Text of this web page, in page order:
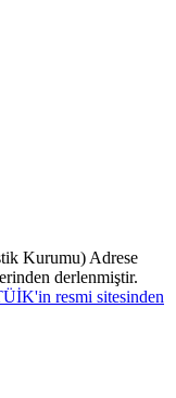
Kurumu) Adrese
derlenmiştir.
resmi sitesinden